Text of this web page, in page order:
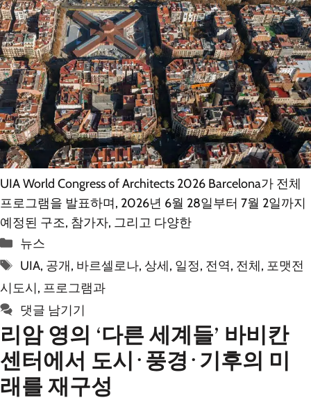
UIA World Congress of Architects 2026 Barcelona가 전체
프로그램을 발표하며, 2026년 6월 28일부터 7월 2일까지
예정된 구조, 참가자, 그리고 다양한
카
테
리
뉴스
태
그
UIA, 공개, 바르셀로나, 상세, 일정, 전역, 전체, 포맷전
시도시, 프로그램과
댓글 남기기
리암 영의 ‘다른 세계들’ 바비칸
센터에서 도시·풍경·기후의 미
래를 재구성